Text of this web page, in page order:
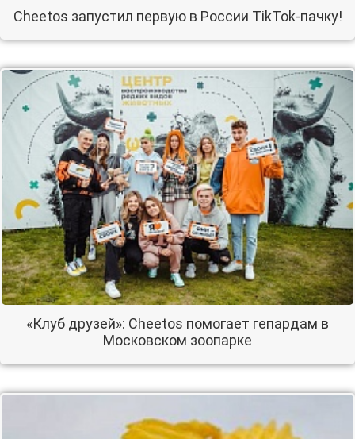
Cheetos запустил первую в России TikTok-пачку!
«Клуб друзей»: Cheetos помогает гепардам в
Московском зоопарке